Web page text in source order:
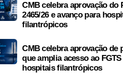
CMB celebra aprovação do
2465/26 e avanço para
filantrópicos
CMB celebra aprovação de
que amplia acesso ao
hospitais filantrópicos